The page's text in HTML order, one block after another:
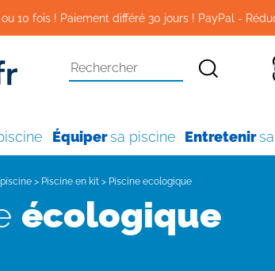
10 fois ! Paiement différé 30 jours ! PayPal -
Équipersa piscine Entretenir
> Piscine en kit> Piscine ecologique
écologique